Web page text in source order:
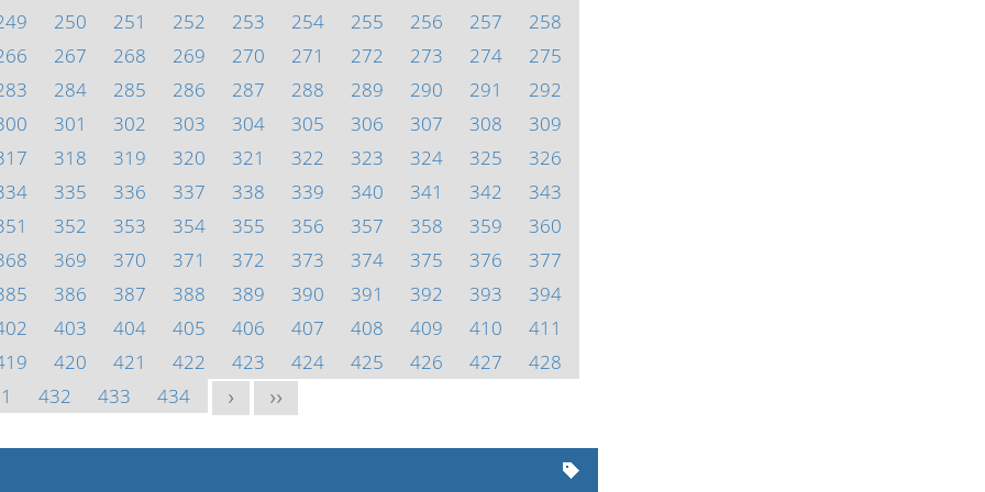
250 251 252 253 254 255 256 257
258
267 268 269 270 271 272 273 274
275
284 285 286 287 288 289 290 291
292
301 302 303 304 305 306 307 308
309
318 319 320 321 322 323 324 325
326
335 336 337 338 339 340 341 342
343
352 353 354 355 356 357 358 359
360
369 370 371 372 373 374 375 376
377
386 387 388 389 390 391 392 393
394
403 404 405 406 407 408 409 410
411
420 421 422 423 424 425 426 427
428
432 433 434 > >>